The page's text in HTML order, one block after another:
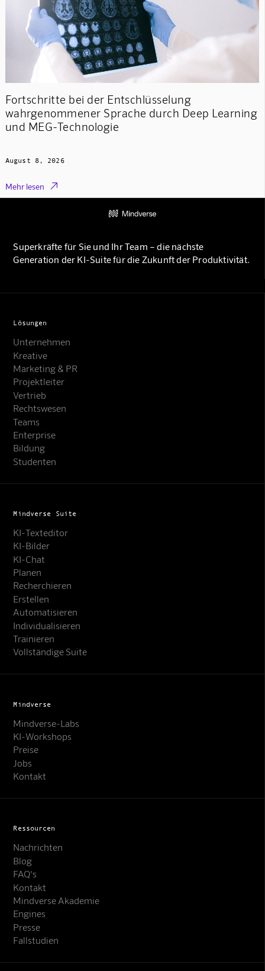
Online · KI-Assistent
Fortschritte bei der Entschlüsselung
wahrgenommener Sprache durch Deep Learning
und MEG-Technologie
August 8, 2026
Mehr lesen 
Superkräfte für Sie und Ihr Team – die nächste
Generation der KI-Suite für die Zukunft der Produktivität.
Lösungen
Unternehmen
Kreative
Marketing & PR
Projektleiter
Vertrieb
Rechtswesen
Teams
Enterprise
Bildung
Studenten
Mindverse Suite
KI-Texteditor
KI-Bilder
KI-Chat
Planen
Recherchieren
Erstellen
Automatisieren
Individualisieren
Trainieren
Vollständige Suite
Mindverse
Mindverse-Labs
KI-Workshops
Preise
Jobs
Kontakt
Ressourcen
Nachrichten
Blog
FAQ's
Kontakt
Mindverse Akademie
Engines
Presse
Fallstudien